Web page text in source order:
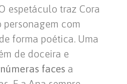
espetáculo traz Cora
com
forma poética. Uma
de doceira e
faces a